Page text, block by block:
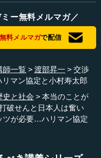
ー無料メルマガ／
無料メルマガで配信
師一覧 渡部昇一
交渉
マン協定と小村寿太郎
史と社会
本当のことが
破せんと日本人は奮い
ツが必要…ハリマン協定